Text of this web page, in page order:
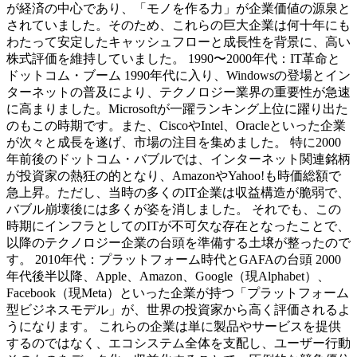
が経済の中心であり、「モノを作る力」が企業価値の源泉と
されていました。そのため、これらの巨大企業は何十年にも
わたって安定したキャッシュフローと成長性を背景に、高い
株式評価を維持していました。 1990〜2000年代：IT革命と
ドットコム・ブーム 1990年代に入り、Windowsの登場とイン
ターネットの普及により、テクノロジー業界の重要性が急速
に高まりました。Microsoftが一躍ランキング上位に躍り出た
のもこの時期です。また、CiscoやIntel、Oracleといった企業
が次々と成長を遂げ、市場の注目を集めました。 特に2000
年前後のドットコム・バブルでは、インターネット関連銘柄
が投資家の熱狂の的となり、AmazonやYahoo!も時価総額で
急上昇。ただし、当時の多くのIT企業は収益構造が脆弱で、
バブル崩壊後には多くが姿を消しました。 それでも、この
時期にインフラとしてのITが不可欠な存在となったことで、
以降のテクノロジー企業の台頭を準備する土壌が整ったので
す。 2010年代：プラットフォーム時代とGAFAの台頭 2000
年代後半以降、Apple、Amazon、Google（現Alphabet）、
Facebook（現Meta）といった企業が持つ「プラットフォーム
型ビジネスモデル」が、世界の投資家から高く評価されるよ
うになります。 これらの企業は単に製品やサービスを提供
するのではなく、エコシステム全体を支配し、ユーザー行動